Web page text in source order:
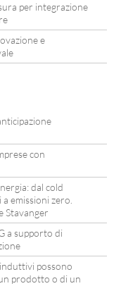
per integrazione
e
con
dal cold
emissioni zero.
Stavanger
a supporto di
possono
prodotto o di un